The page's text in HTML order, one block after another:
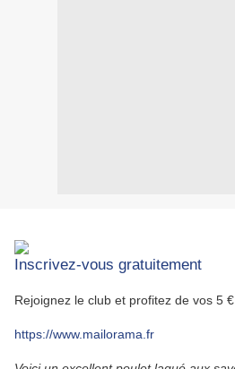
Inscrivez-vous gratuitement
Rejoignez le club et profitez de vos 5
https://www.mailorama.fr